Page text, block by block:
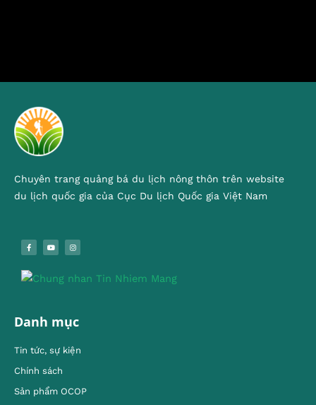
Chuyên trang quảng bá du lịch nông thôn trên website
du lịch quốc gia của Cục Du lịch Quốc gia Việt Nam
Danh mục
Tin tức, sự kiện
Chính sách
Sản phẩm OCOP